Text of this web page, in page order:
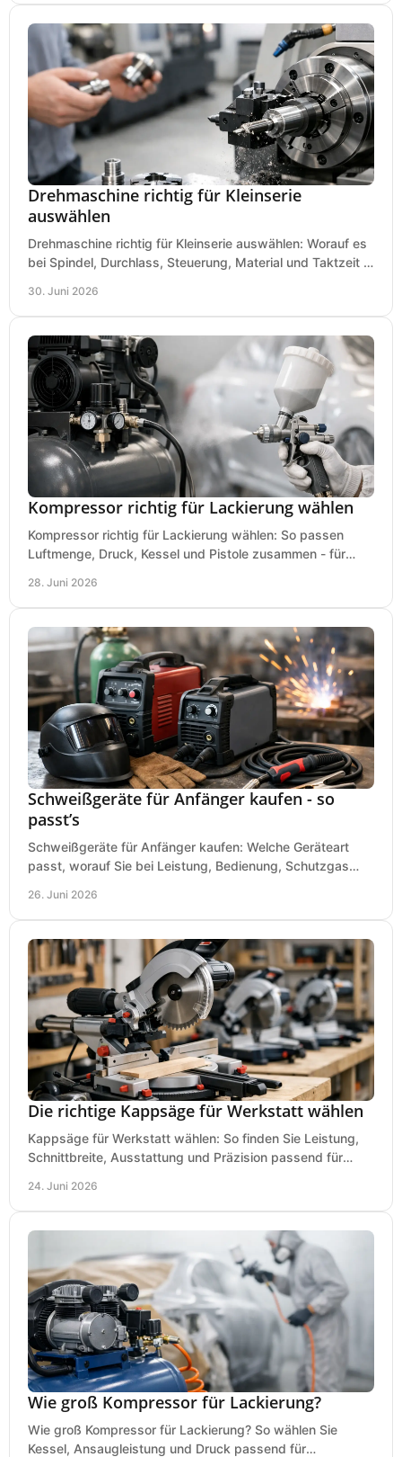
Drehmaschine richtig für Kleinserie
auswählen
Drehmaschine richtig für Kleinserie auswählen: Worauf es
bei Spindel, Durchlass, Steuerung, Material und Taktzeit in
30. Juni 2026
Kompressor richtig für Lackierung wählen
Kompressor richtig für Lackierung wählen: So passen
Luftmenge, Druck, Kessel und Pistole zusammen - für
28. Juni 2026
Schweißgeräte für Anfänger kaufen - so
passt’s
Schweißgeräte für Anfänger kaufen: Welche Geräteart
passt, worauf Sie bei Leistung, Bedienung, Schutzgas
26. Juni 2026
Die richtige Kappsäge für Werkstatt wählen
Kappsäge für Werkstatt wählen: So finden Sie Leistung,
Schnittbreite, Ausstattung und Präzision passend für
24. Juni 2026
Wie groß Kompressor für Lackierung?
Wie groß Kompressor für Lackierung? So wählen Sie
Kessel, Ansaugleistung und Druck passend für